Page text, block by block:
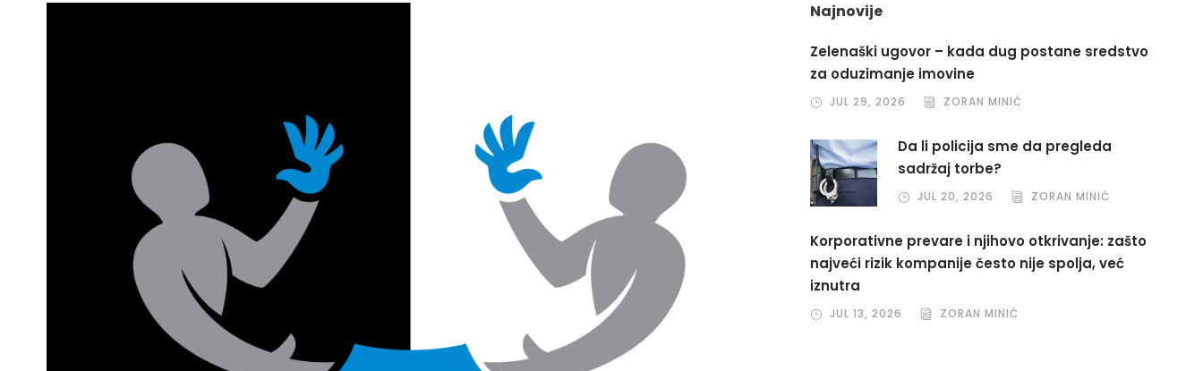
Najnovije
Zelenaški ugovor – kada dug postane sredstvo
za oduzimanje imovine
JUL 29, 2026 ZORAN MINIĆ
Da li policija sme da pregleda
sadržaj torbe?
JUL 20, 2026 ZORAN MINIĆ
Korporativne prevare i njihovo otkrivanje: zašto
najveći rizik kompanije često nije spolja, već
iznutra
JUL 13, 2026 ZORAN MINIĆ